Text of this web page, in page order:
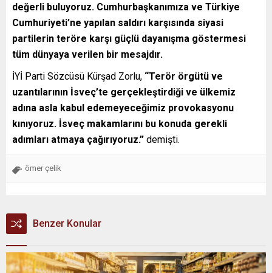
değerli buluyoruz. Cumhurbaşkanımıza ve Türkiye
Cumhuriyeti’ne yapılan saldırı karşısında siyasi
partilerin teröre karşı güçlü dayanışma göstermesi
tüm dünyaya verilen bir mesajdır.
İYİ Parti Sözcüsü Kürşad Zorlu, “Terör örgütü ve
uzantılarının İsveç’te gerçekleştirdiği ve ülkemiz
adına asla kabul edemeyeceğimiz provokasyonu
kınıyoruz. İsveç makamlarını bu konuda gerekli
adımları atmaya çağırıyoruz.” demişti.
ömer çelik
Benzer Konular